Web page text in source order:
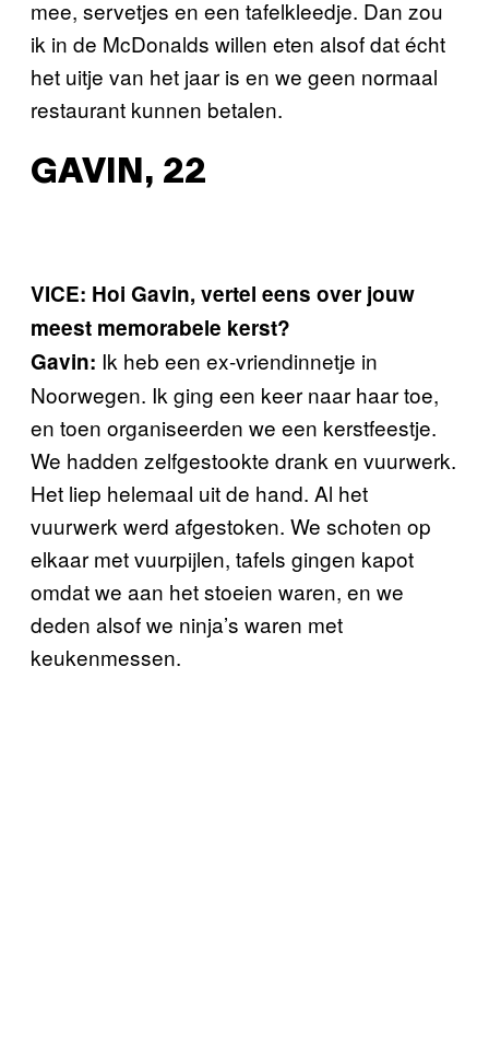
mee, servetjes en een tafelkleedje. Dan zou
ik in de McDonalds willen eten alsof dat écht
het uitje van het jaar is en we geen normaal
restaurant kunnen betalen.
GAVIN, 22
VICE: Hoi Gavin, vertel eens over jouw
meest memorabele kerst?
Gavin: Ik heb een ex-vriendinnetje in
Noorwegen. Ik ging een keer naar haar toe,
en toen organiseerden we een kerstfeestje.
We hadden zelfgestookte drank en vuurwerk.
Het liep helemaal uit de hand. Al het
vuurwerk werd afgestoken. We schoten op
elkaar met vuurpijlen, tafels gingen kapot
omdat we aan het stoeien waren, en we
deden alsof we ninja’s waren met
keukenmessen.